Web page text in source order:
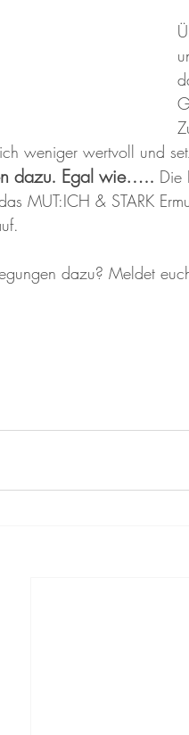
weniger wertvoll und
dazu. Egal wie….. Die
MUT:ICH & STARK
dazu? Meldet